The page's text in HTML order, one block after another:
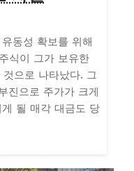
동성 확보를 위해
식이 그가 보유한
으로 나타났다. 그
진으로 주가가 크게
될 매각 대금도 당